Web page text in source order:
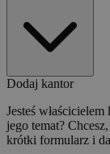
Dodaj kantor
Jesteś
jego temat?
krótki formularz i